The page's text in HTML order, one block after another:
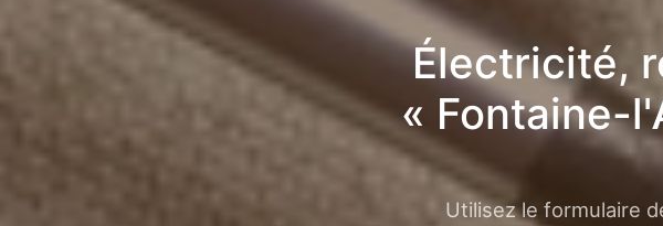
Électricité,
« Fontaine-
Utilisez le formulaire